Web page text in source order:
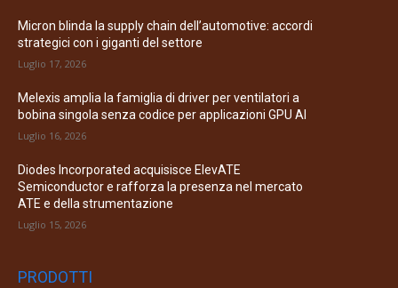
Micron blinda la supply chain dell’automotive: accordi
strategici con i giganti del settore
Luglio 17, 2026
Melexis amplia la famiglia di driver per ventilatori a
bobina singola senza codice per applicazioni GPU AI
Luglio 16, 2026
Diodes Incorporated acquisisce ElevATE
Semiconductor e rafforza la presenza nel mercato
ATE e della strumentazione
Luglio 15, 2026
PRODOTTI